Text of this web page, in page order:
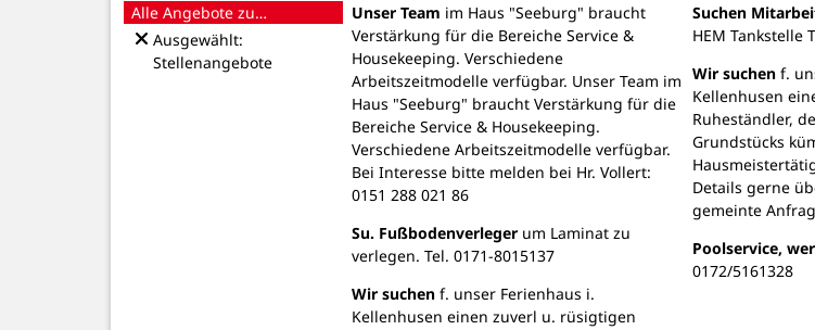
Alle Angebote zu…
Ausgewählt:
Stellenangebote
Unser Team im Haus "Seeburg" braucht
Verstärkung für die Bereiche Service &
Housekeeping. Verschiedene
Arbeitszeitmodelle verfügbar. Unser Team im
Haus "Seeburg" braucht Verstärkung für die
Bereiche Service & Housekeeping.
Verschiedene Arbeitszeitmodelle verfügbar.
Bei Interesse bitte melden bei Hr. Vollert:
0151 288 021 86
Su. Fußbodenverlegerum Laminat zu
verlegen. Tel. 0171-8015137
Wir suchenf. unser Ferienhaus i.
Kellenhusen einen zuverl u. rüsigtigen
Suchen
HEM Tankstelle
Wir suchen f.
Kellenhusen
Ruheständler,
Grundstücks
Details gerne
gemeinte
Poolservice, wer
0172/5161328